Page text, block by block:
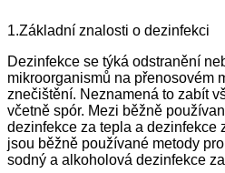
1.Základní znalosti o dezinfekci
Dezinfekce se týká odstranění
mikroorganismů na přenosovém
znečištění. Neznamená to zabít
včetně spór. Mezi běžně
dezinfekce za tepla a dezinfekce
jsou běžně používané metody
sodný a alkoholová dezinfekce